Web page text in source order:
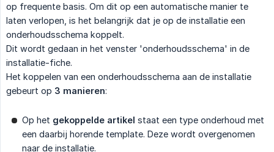
op frequente basis. Om dit op een automatische manier te
laten verlopen, is het belangrijk dat je op de installatie een
onderhoudsschema koppelt.
Dit wordt gedaan in het venster 'onderhoudsschema' in de
installatie-fiche.
Het koppelen van een onderhoudsschema aan de installatie
gebeurt op 3 manieren:
Op het gekoppelde artikel staat een type onderhoud met
een daarbij horende template. Deze wordt overgenomen
naar de installatie.